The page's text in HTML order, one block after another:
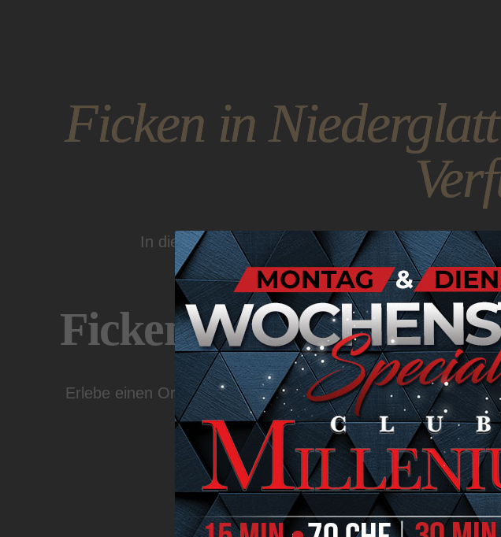
Ficken in
In dieser Oase der Verführung erwarten dich
Ficken in Niederglatt –
Erlebe einen Ort, an dem Erotik zur Kunst wird. Unsere
Rahmen
INTIMITÄT UND